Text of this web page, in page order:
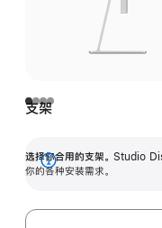
支架
选择你合用的支架。 Studio
你的各种安装需求。
展